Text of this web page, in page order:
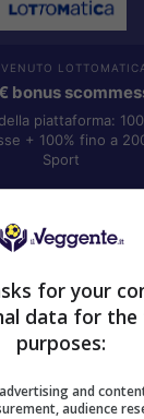
bonus
piattaforma:
+ 100% fino a
Sport
VERIFICA
Informazioni
SNAI
for your
data for
purposes:
and
audience